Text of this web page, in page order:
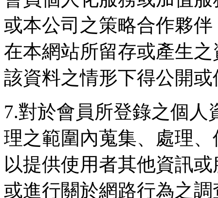
或本公司之策略合作夥
在本網站所留存或產生
該資料之情形下得公開
7.對於會員所登錄之個
理之範圍內蒐集、處理
以提供使用者其他資訊
或進行關於網路行為之